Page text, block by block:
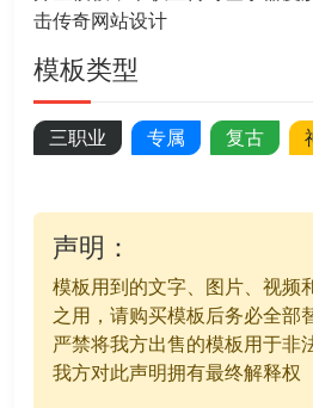
击传奇网站设计
模板类型
三职业 专属 复古
声明：
模板用到的文字、图片、视频
之用，请购买模板后务必全部
严禁将我方出售的模板用于非
我方对此声明拥有最终解释权